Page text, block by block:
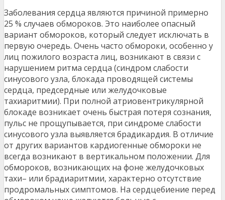
Заболевания сердца являются причиной примерно
25 % случаев обмороков. Это наиболее опасный
вариант обмороков, который следует исключать в
первую очередь. Очень часто обмороки, особенно у
лиц пожилого возраста лиц, возникают в связи с
нарушением ритма сердца (синдром слабости
синусового узла, блокада проводящей системы
сердца, предсердные или желудочковые
тахиаритмии). При полной атриовентрикулярной
блокаде возникает очень быстрая потеря сознания,
пульс не прощупывается, при синдроме слабости
синусового узла выявляется брадикардия. В отличие
от других вариантов кардиогенные обмороки не
всегда возникают в вертикальном положении. Для
обмороков, возникающих на фоне желудочковых
тахи– или брадиаритмии, характерно отсутствие
продромальных симптомов. На сердцебиение перед